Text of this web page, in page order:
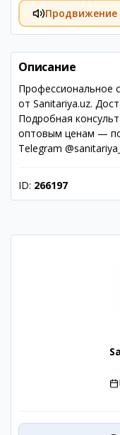
Продвижение
Описание
Профессиональное
от Sanitariya.uz.
Подробная
оптовым ценам —
Telegram
ID: 266197